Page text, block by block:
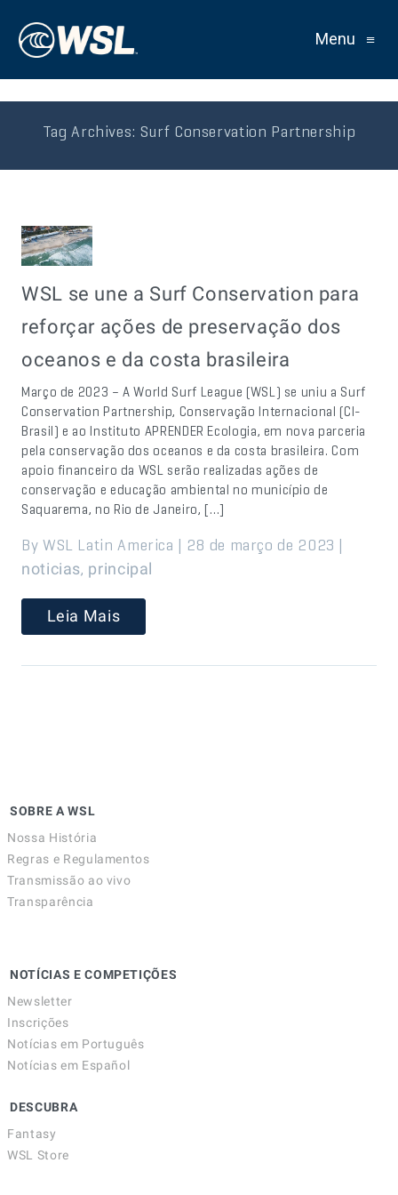
Menu ≡
Tag Archives: Surf Conservation Partnership
WSL se une a Surf Conservation para
reforçar ações de preservação dos
oceanos e da costa brasileira
Março de 2023 – A World Surf League (WSL) se uniu a Surf
Conservation Partnership, Conservação Internacional (CI-
Brasil) e ao Instituto APRENDER Ecologia, em nova parceria
pela conservação dos oceanos e da costa brasileira. Com
apoio financeiro da WSL serão realizadas ações de
conservação e educação ambiental no município de
Saquarema, no Rio de Janeiro, […]
By WSL Latin America | 28 de março de 2023 |
noticias, principal
Leia Mais
SOBRE A WSL
Nossa História
Regras e Regulamentos
Transmissão ao vivo
Transparência
NOTÍCIAS E COMPETIÇÕES
Newsletter
Inscrições
Notícias em Português
Notícias em Español
DESCUBRA
Fantasy
WSL Store